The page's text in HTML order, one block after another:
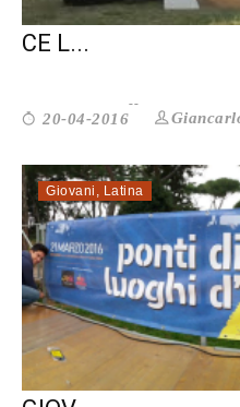
LA MALATTIA
CE L...
20-04-2016
Giovani Latina
LA MAFIA È UN